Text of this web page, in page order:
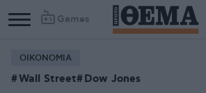
Games
ΟΙΚΟΝΟΜΙΑ
Wall Street Dow Jones